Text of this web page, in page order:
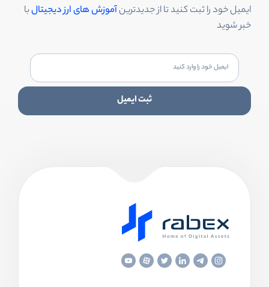
ایمیل خود را ثبت کنید تا از جدیدترینآموزش های ارز دیجیتالبا
خبر شوید
ثبت ایمیل